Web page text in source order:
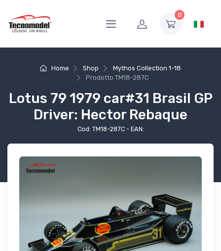
0
Home Shop
Mythos Collection 1-18
ProdottoTM18-287C
Lotus 79 1979 car#31 Brasil GP
Driver: Hector Rebaque
Cod: TM18-287C - EAN: